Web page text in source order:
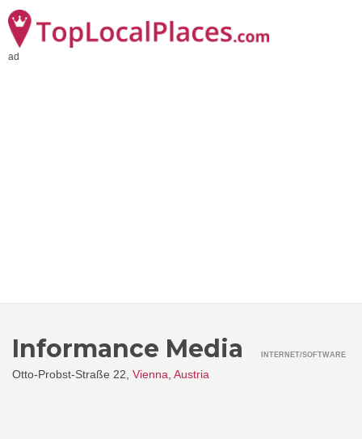
ad
Informance Media
Otto-Probst-Straße 22, Vienna Austria
INTERNET/SOFTWARE